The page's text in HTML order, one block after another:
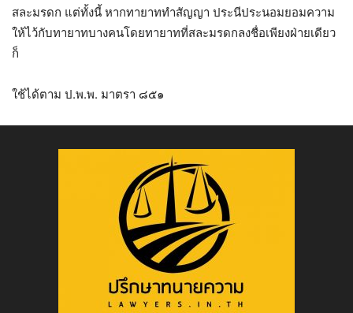
สละมรดก แต่ทั้งนี้ หากทายาททำสัญญา ประนีประนอมยอมความ
ให้ไว้กับทายาทบางคนโดยทายาทที่สละมรดกลงชื่อเพียงฝ่ายเดียว
ก็
ใช้ได้ตาม ป.พ.พ. มาตรา ๘๕๑